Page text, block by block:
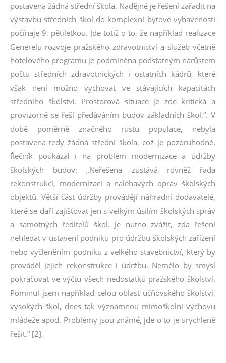
postavena žádná střední škola. Nadějné je řešení zařadit na
výstavbu středních škol do komplexní bytové vybavenosti
počínaje 9. pětiletkou. Jde totiž o to, že například realizace
Generelu rozvoje pražského zdravotnictví a služeb včetně
hotelového programu je podmíněna podstatným nárůstem
počtu středních zdravotnických i ostatních kádrů, které
však není možno vychovat ve stávajících kapacitách
středního školství. Prostorová situace je zde kritická a
provizorně se řeší předáváním budov základních škol.“. V
době poměrně značného růstu populace, nebyla
postavena tedy žádná střední škola, což je pozoruhodné.
Řečník poukázal i na problém modernizace a údržby
školských budov: „Neřešena zůstává rovněž řada
rekonstrukcí, modernizací a naléhavých oprav školských
objektů. Větší část údržby provádějí náhradní dodavatelé,
které se daří zajišťovat jen s velkým úsilím školských správ
a samotných ředitelů škol. Je nutno zvážit, zda řešení
nehledat v ustavení podniku pro údržbu školských zařízení
nebo vyčleněním podniku z velkého stavebnictví, který by
prováděl jejich rekonstrukce i údržbu. Nemělo by smysl
pokračovat ve výčtu všech nedostatků pražského školství.
Pominul jsem například celou oblast učňovského školství,
vysokých škol, dnes tak významnou mimoškolní výchovu
mládeže apod. Problémy jsou známé, jde o to je urychleně
řešit.“ [2].